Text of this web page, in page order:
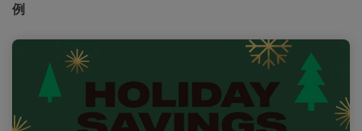
例